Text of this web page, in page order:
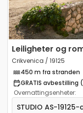
Leiligheter og
Crikvenica / 19125
450 m fra stranden
GRATIS
Overnattingsenheter:
Leilighet studio
STUDIO AS-19125-